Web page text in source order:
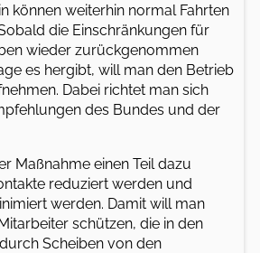
können weiterhin normal Fahrten
die Einschränkungen für
wieder zurückgenommen
es hergibt, will man den Betrieb
Dabei richtet man sich
des Bundes und der
Maßnahme einen Teil dazu
reduziert werden und
werden. Damit will man
schützen, die in den
Scheiben von den